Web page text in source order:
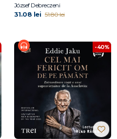
József Debreczeni
31.08 lei 51.80 lei
-40%